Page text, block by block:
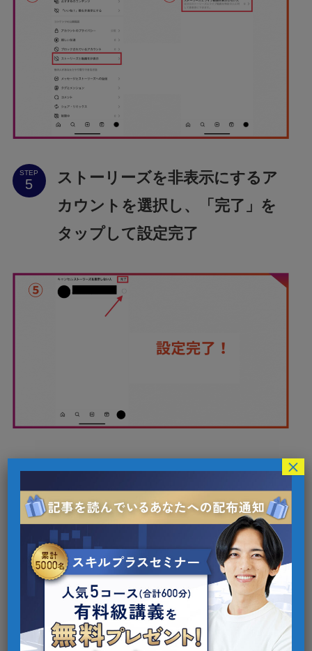
STEP
ストーリーズを非表示にするア
カウントを選択し、「完了」を
タップして設定完了
と、ライブ配信が表示されなくなります。
インスタで他人のストーリーズに足跡をつけずに
こっそりと閲覧したい場合は、以下の記事を参考
にしてみてください。
あわせて読みたい
×